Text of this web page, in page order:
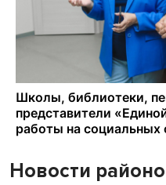
Новости